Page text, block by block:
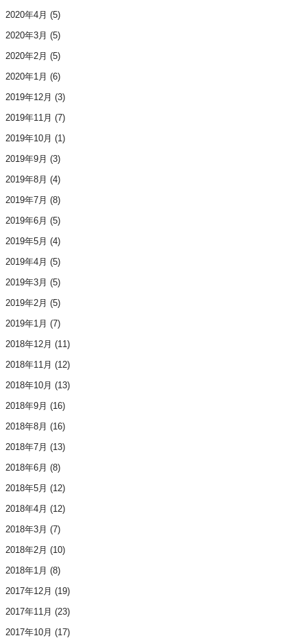
2020年4月 (5)
2020年3月 (5)
2020年2月 (5)
2020年1月 (6)
2019年12月 (3)
2019年11月 (7)
2019年10月 (1)
2019年9月 (3)
2019年8月 (4)
2019年7月 (8)
2019年6月 (5)
2019年5月 (4)
2019年4月 (5)
2019年3月 (5)
2019年2月 (5)
2019年1月 (7)
2018年12月 (11)
2018年11月 (12)
2018年10月 (13)
2018年9月 (16)
2018年8月 (16)
2018年7月 (13)
2018年6月 (8)
2018年5月 (12)
2018年4月 (12)
2018年3月 (7)
2018年2月 (10)
2018年1月 (8)
2017年12月 (19)
2017年11月 (23)
2017年10月 (17)